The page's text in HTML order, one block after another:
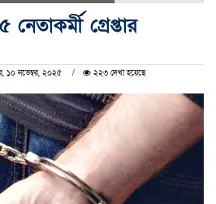
গ্রেপ্তার
নভেম্বর, ২০২৫ ২২৩ দেখা হয়েছে